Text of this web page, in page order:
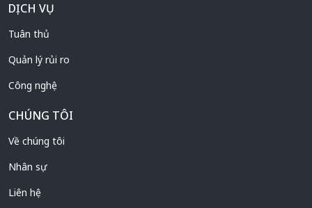
DỊCH VỤ
Tuân thủ
Quản lý rủi ro
Công nghệ
CHÚNG TÔI
Về chúng tôi
Nhân sự
Liên hệ